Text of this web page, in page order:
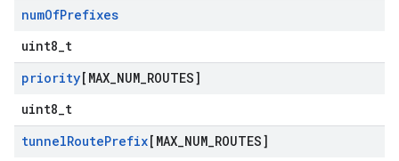
numOfPrefixes
uint8_t
priority[MAX NUM ROUTES]
uint8_t
tunnelRoutePrefix[MAX NUM ROUTES]